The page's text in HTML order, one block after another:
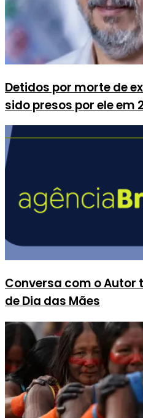
Detidos por morte de
sido presos por ele em
Conversa com o Autor
de Dia das Mães